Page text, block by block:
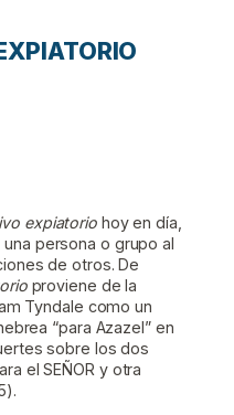
expiatoriohoy en día,
persona o grupo al
de otros. De
proviene de la
Tyndale como un
“para Azazel” en
sobre los dos
el SEÑOR y otra